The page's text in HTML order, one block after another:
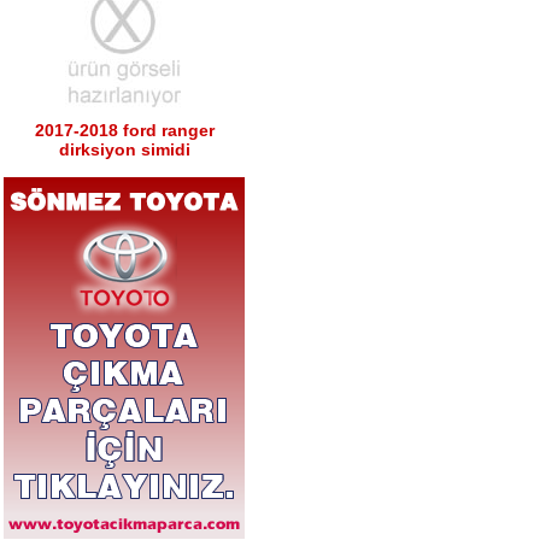
2017-2018 ford ranger
dirksiyon simidi
sol tabla
2017-2018 ford ranger sağ
sol tabla
Ürün Kodu : 2017-2018 ford ranger arka